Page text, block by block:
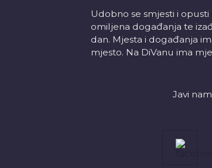
Udobno se smjesti i
omiljena događanja te
dan. Mjesta i događanja
mjesto. Na DiVanu ima
Javi